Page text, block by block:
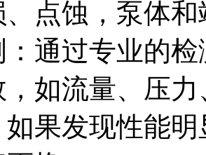
点蚀，泵体
通过专业的
如流量、压
果发现性能